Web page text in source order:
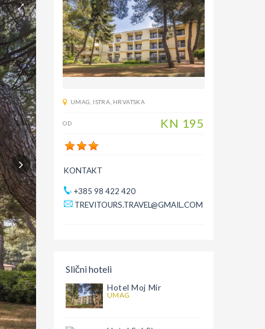
UMAG ISTRA HRVATSKA
OD KN 195
KONTAKT
+385 98 422 420
TREVITOURS.TRAVEL@GMAIL.COM
Slični hoteli
Hotel Moj Mir
UMAG